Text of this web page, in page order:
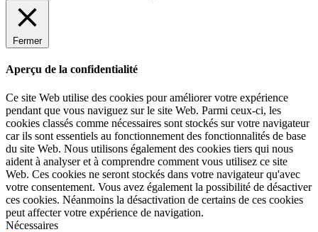
Fermer
Aperçu de la confidentialité
Ce site Web utilise des cookies pour améliorer votre expérience
pendant que vous naviguez sur le site Web. Parmi ceux-ci, les
cookies classés comme nécessaires sont stockés sur votre navigateur
car ils sont essentiels au fonctionnement des fonctionnalités de base
du site Web. Nous utilisons également des cookies tiers qui nous
aident à analyser et à comprendre comment vous utilisez ce site
Web. Ces cookies ne seront stockés dans votre navigateur qu'avec
votre consentement. Vous avez également la possibilité de désactiver
ces cookies. Néanmoins la désactivation de certains de ces cookies
peut affecter votre expérience de navigation.
Nécessaires